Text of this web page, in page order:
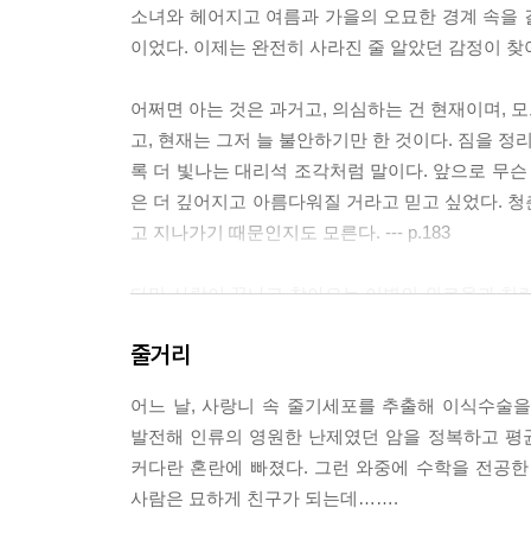
소녀와 헤어지고 여름과 가을의 오묘한 경계 속
이었다. 이제는 완전히 사라진 줄 알았던 감정이
어쩌면 아는 것은 과거고, 의심하는 건 현재이며,
고, 현재는 그저 늘 불안하기만 한 것이다. 짐을 정
록 더 빛나는 대리석 조각처럼 말이다. 앞으로 무
은 더 깊어지고 아름다워질 거라고 믿고 싶었다.
고 지나가기 때문인지도 모른다. --- p.183
다만 사랑이 끝나고 찾아오는 이별의 외로움과 찬
들었어도 실감하지 못했다. 나는 내 인생 자체도
날 있는 그대로 바라봐주기를 바랐는지도 모른다.
죽음은 존재한다. 그것만큼은 분명하다. 하지만
이 세계는 우리를 억지로 일으켜세우고 우리 곁에
줄거리
어느 날, 사랑니 속 줄기세포를 추출해 이식수술
발전해 인류의 영원한 난제였던 암을 정복하고
커다란 혼란에 빠졌다. 그런 와중에 수학을 전공
사람은 묘하게 친구가 되는데…….